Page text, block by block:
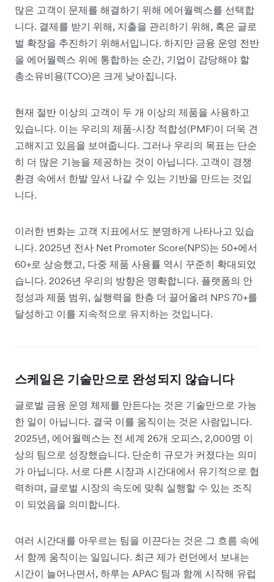
많은 고객이 문제를 해결하기 위해 에어월렉스를 선택합
니다. 결제를 받기 위해, 지출을 관리하기 위해, 혹은 글로
벌 확장을 추진하기 위해서입니다. 하지만 금융 운영 전반
을 에어월렉스 위에 통합하는 순간, 기업이 감당해야 할
총소유비용(TCO)은 크게 낮아집니다.
현재 절반 이상의 고객이 두 개 이상의 제품을 사용하고
있습니다. 이는 우리의 제품-시장 적합성(PMF)이 더욱 견
고해지고 있음을 보여줍니다. 그러나 우리의 목표는 단순
히 더 많은 기능을 제공하는 것이 아닙니다. 고객이 경쟁
환경 속에서 한발 앞서 나갈 수 있는 기반을 만드는 것입
니다.
이러한 변화는 고객 지표에서도 분명하게 나타나고 있습
니다. 2025년 전사 Net Promoter Score(NPS)는 50+에서
60+로 상승했고, 다중 제품 사용률 역시 꾸준히 확대되었
습니다. 2026년 우리의 방향은 명확합니다. 플랫폼의 안
정성과 제품 범위, 실행력을 한층 더 끌어올려 NPS 70+를
달성하고 이를 지속적으로 유지하는 것입니다.
스케일은 기술만으로 완성되지 않습니다
글로벌 금융 운영 체제를 만든다는 것은 기술만으로 가능
한 일이 아닙니다. 결국 이를 움직이는 것은 사람입니다.
2025년, 에어월렉스는 전 세계 26개 오피스, 2,000명 이
상의 팀으로 성장했습니다. 단순히 규모가 커졌다는 의미
가 아닙니다. 서로 다른 시장과 시간대에서 유기적으로 협
력하며, 글로벌 시장의 속도에 맞춰 실행할 수 있는 조직
이 되었음을 의미합니다.
여러 시간대를 아우르는 팀을 이끈다는 것은 그 흐름 속에
서 함께 움직이는 일입니다. 최근 제가 런던에서 보내는
시간이 늘어나면서, 하루는 APAC 팀과 함께 시작해 유럽